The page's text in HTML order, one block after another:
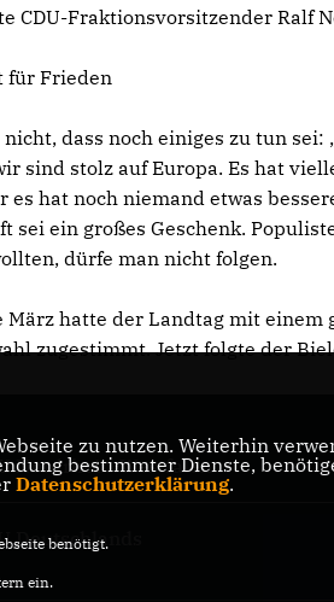
CDU-Fraktionsvorsitzender Ralf
für Frieden
dass noch einiges zu tun sei:
sind stolz auf Europa. Es hat
es hat noch niemand etwas
sei ein großes Geschenk.
dürfe man nicht folgen.
März hatte der Landtag mit einem
zugestimmt. Jetzt folgte der
Nordrhein-Westfalen
Deutschlands
zu nutzen. Weiterhin
bestimmter Dienste,
Datenschutzerklärung.
benötigt.
ein.